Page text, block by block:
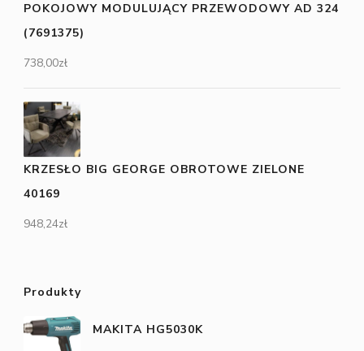
POKOJOWY MODULUJĄCY PRZEWODOWY AD 324
(7691375)
738,00zł
KRZESŁO BIG GEORGE OBROTOWE ZIELONE
40169
948,24zł
Produkty
MAKITA HG5030K